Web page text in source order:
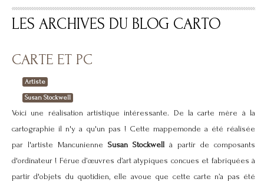
LES ARCHIVES DU BLOG CARTO
CARTE ET PC
Artiste
Susan Stockwell
Voici une réalisation artistique intéressante. De la carte mère à la
cartographie il n'y a qu'un pas ! Cette mappemonde a été réalisée
par l'artiste Mancunienne Susan Stockwell à partir de composants
d'ordinateur ! Férue d’œuvres d’art atypiques concues et fabriquées à
partir d'objets du quotidien, elle avoue que cette carte n’a pas été